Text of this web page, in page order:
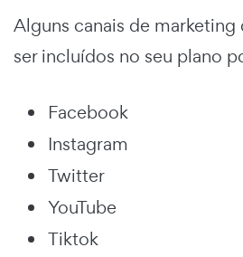
Alguns canais de
ser incluídos no seu plano
Facebook
Instagram
Twitter
YouTube
Tiktok